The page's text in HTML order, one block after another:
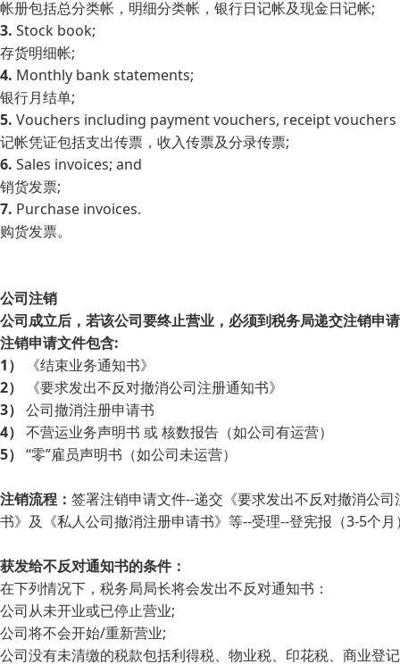
帐册包括总分类帐，明细分类帐，银行日记帐及现金日记帐;
3. Stock book;
存货明细帐;
4. Monthly bank statements;
银行月结单;
5. Vouchers including payment vouchers, receipt
记帐凭证包括支出传票，收入传票及分录传票;
6. Sales invoices; and
销货发票;
7. Purchase invoices.
购货发票。
公司注销
公司成立后，若该公司要终止营业，必须到税务局递交注销申
注销申请文件包含:
1）
《结束业务通知书》
2）
《要求发出不反对撤消公司注册通知书》
3） 公司撤消注册申请书
4） 不营运业务声明书 或 核数报告（如公司有运营）
5） “零”雇员声明书（如公司未运营）
注销流程： 签署注销申请文件--递交《要求发出不反对撤消公
书》及《私人公司撤消注册申请书》等--受理--登宪报（3-5个
获发给不反对通知书的条件：
在下列情况下，税务局局长将会发出不反对通知书：
公司从未开业或已停止营业;
公司将不会开始/重新营业;
公司没有未清缴的税款包括利得税、物业税、印花税、商业登